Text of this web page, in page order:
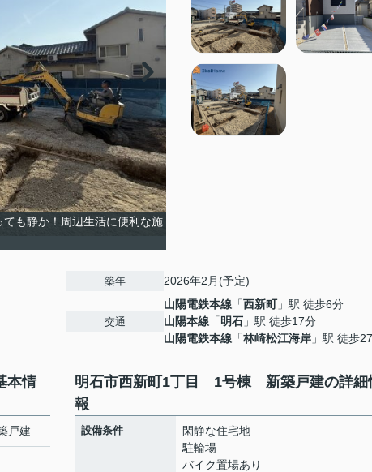
も静か！周辺生活に便利な施
築年 2026年2月(予定)
交通
山陽電鉄本線 「西新町」駅 徒歩6分
山陽本線 「明石 」駅 徒歩17分
山陽電鉄本線 「林崎松江海岸 」駅 徒歩
本情
戸建
明石市西新町1丁目 1号棟 新築戸建の詳細
報
設備条件
閑静な住宅地
駐輪場
バイク置場あり